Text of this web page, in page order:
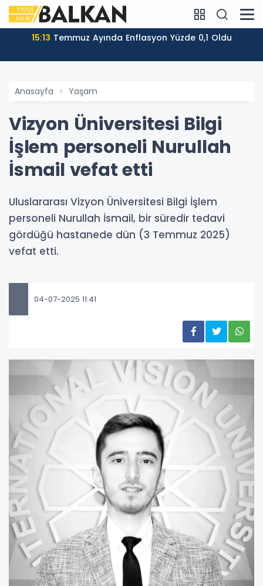
15:13 Temmuz Ayında Enflasyon Yüzde 0,1 Oldu
Anasayfa Yaşam
Vizyon Üniversitesi Bilgi
İşlem personeli Nurullah
İsmail vefat etti
Uluslararası Vizyon Üniversitesi Bilgi İşlem
personeli Nurullah İsmail, bir süredir tedavi
gördüğü hastanede dün (3 Temmuz 2025)
vefat etti.
04-07-2025 11:41